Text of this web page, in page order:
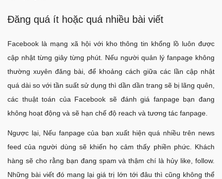
Đăng quá ít hoặc quá nhiều bài viết
Facebook là mạng xã hội với kho thông tin khổng lồ luôn được
cập nhật từng giây từng phút. Nếu người quản lý fanpage không
thường xuyên đăng bài, để khoảng cách giữa các lần cập nhật
quá dài so với tần suất sử dụng thì dần dần trang sẽ bị lãng quên,
các thuật toán của Facebook sẽ đánh giá fanpage bạn đang
không hoạt động và sẽ hạn chế độ reach và tương tác fanpage.
Ngược lại, Nếu fanpage của bạn xuất hiện quá nhiều trên news
feed của người dùng sẽ khiến họ cảm thấy phiền phức. Khách
hàng sẽ cho rằng bạn đang spam và thậm chí là hủy like, follow.
Những bài viết đó mang lại giá trị lớn tới đâu thì cũng không thể